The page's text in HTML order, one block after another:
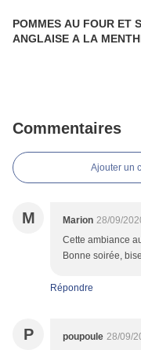
POMMES AU FOUR ET
ANGLAISE A LA
Commentaires
Ajouter un
M Marion 28/09/
Cette ambiance
Bonne soirée,
Répondre
P poupoule 28/09/